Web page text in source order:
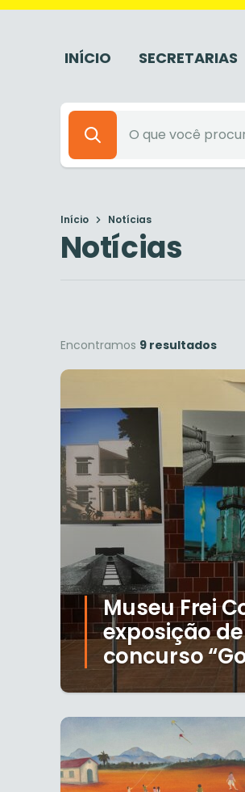
INÍCIO SECRETARIAS
Início Notícias
Notícias
Encontramos 9 resultados
Museu Frei
exposição
concurso